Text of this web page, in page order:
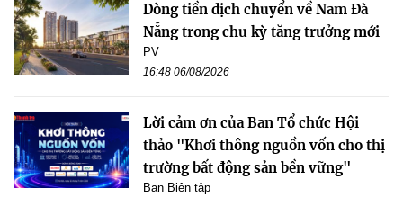
Dòng tiền dịch chuyển về Nam Đà
Nẵng trong chu kỳ tăng trưởng mới
PV
16:48 06/08/2026
Lời cảm ơn của Ban Tổ chức Hội
thảo "Khơi thông nguồn vốn cho thị
trường bất động sản bền vững"
Ban Biên tập